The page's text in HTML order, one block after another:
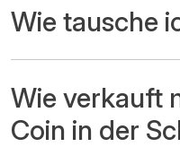
Wie tausche
Wie verkauft
Coin in der